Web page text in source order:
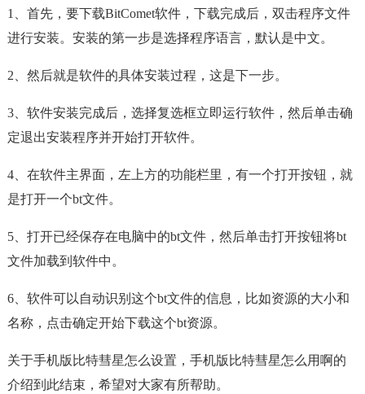
1、首先，要下载BitComet软件，下载完成后，双击程序文件
进行安装。安装的第一步是选择程序语言，默认是中文。
2、然后就是软件的具体安装过程，这是下一步。
3、软件安装完成后，选择复选框立即运行软件，然后单击确
定退出安装程序并开始打开软件。
4、在软件主界面，左上方的功能栏里，有一个打开按钮，就
是打开一个bt文件。
5、打开已经保存在电脑中的bt文件，然后单击打开按钮将bt
文件加载到软件中。
6、软件可以自动识别这个bt文件的信息，比如资源的大小和
名称，点击确定开始下载这个bt资源。
关于手机版比特彗星怎么设置，手机版比特彗星怎么用啊的
介绍到此结束，希望对大家有所帮助。